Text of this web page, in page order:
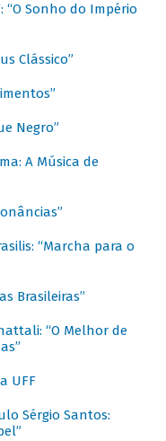
“O Sonho do Império
Clássico”
Negro”
A Música de
“Marcha para o
Brasileiras”
“O Melhor de
UFF
Sérgio Santos: